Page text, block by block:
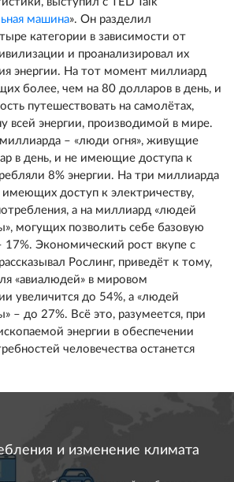
машина». Он разделил
категории в зависимости от
и проанализировал их
энергии. На тот момент миллиард
более, чем на 80 долларов в день, и
путешествовать на самолётах,
всей энергии, производимой в мире.
– «люди огня», живущие
в день, и не имеющие доступа к
8% энергии. На три миллиарда
доступ к электричеству,
а на миллиард «людей
могущих позволить себе базовую
17%. Экономический рост вкупе с
Рослинг, приведёт к тому,
«авиалюдей» в мировом
увеличится до 54%, а «людей
– до 27%. Всё это, разумеется, при
энергии в обеспечении
человечества останется
и изменение климата